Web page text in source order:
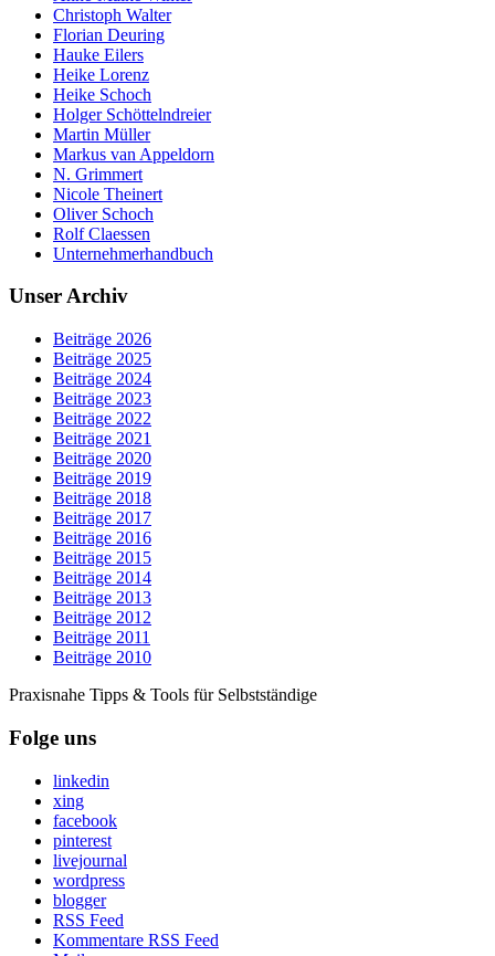
Christoph Walter
Florian Deuring
Hauke Eilers
Heike Lorenz
Heike Schoch
Holger Schöttelndreier
Martin Müller
Markus van Appeldorn
N. Grimmert
Nicole Theinert
Oliver Schoch
Rolf Claessen
Unternehmerhandbuch
Unser Archiv
Beiträge 2026
Beiträge 2025
Beiträge 2024
Beiträge 2023
Beiträge 2022
Beiträge 2021
Beiträge 2020
Beiträge 2019
Beiträge 2018
Beiträge 2017
Beiträge 2016
Beiträge 2015
Beiträge 2014
Beiträge 2013
Beiträge 2012
Beiträge 2011
Beiträge 2010
Praxisnahe Tipps & Tools für Selbstständige
Folge uns
linkedin
xing
facebook
pinterest
livejournal
wordpress
blogger
RSS Feed
Kommentare RSS Feed